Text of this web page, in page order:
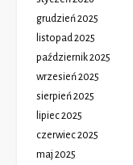
grudzień 2025
listopad 2025
październik 2025
wrzesień 2025
sierpień 2025
lipiec 2025
czerwiec 2025
maj 2025